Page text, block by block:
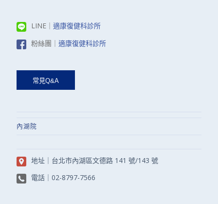
LINE｜ 適康復健科診所
粉絲團｜ 適康復健科診所
內湖院
地址｜ 台北市內湖區文德路 141 號/143 號
電話｜ 02-8797-7566